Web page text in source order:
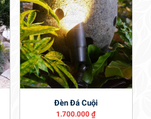
Đèn Đá Cuội
1.700.000₫